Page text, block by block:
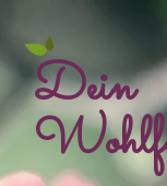
Dein